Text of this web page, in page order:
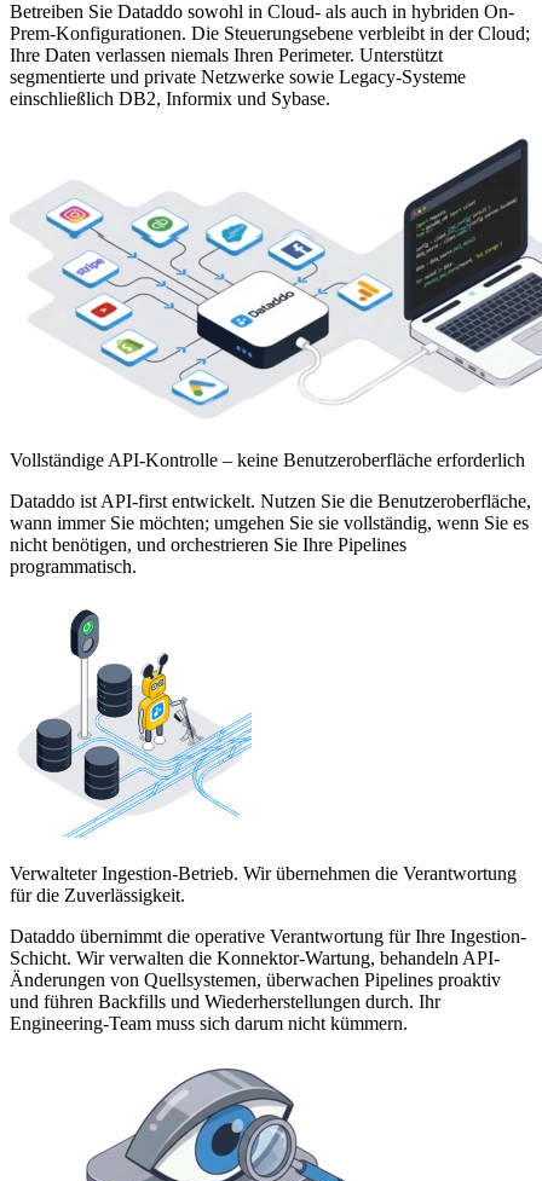
Betreiben Sie Dataddo sowohl in Cloud- als auch in hybriden On-
Prem-Konfigurationen. Die Steuerungsebene verbleibt in der Cloud;
Ihre Daten verlassen niemals Ihren Perimeter. Unterstützt
segmentierte und private Netzwerke sowie Legacy-Systeme
einschließlich DB2, Informix und Sybase.
Vollständige API-Kontrolle – keine Benutzeroberfläche erforderlich
Dataddo ist API-first entwickelt. Nutzen Sie die Benutzeroberfläche,
wann immer Sie möchten; umgehen Sie sie vollständig, wenn Sie es
nicht benötigen, und orchestrieren Sie Ihre Pipelines
programmatisch.
Verwalteter Ingestion-Betrieb. Wir übernehmen die Verantwortung
für die Zuverlässigkeit.
Dataddo übernimmt die operative Verantwortung für Ihre Ingestion-
Schicht. Wir verwalten die Konnektor-Wartung, behandeln API-
Änderungen von Quellsystemen, überwachen Pipelines proaktiv
und führen Backfills und Wiederherstellungen durch. Ihr
Engineering-Team muss sich darum nicht kümmern.